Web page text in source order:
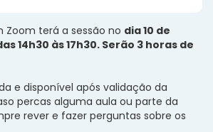
Zoom terá a sessão no dia 10 de
14h30 às 17h30. Serão 3 horas de
e disponível após validação da
percas alguma aula ou parte da
rever e fazer perguntas sobre os